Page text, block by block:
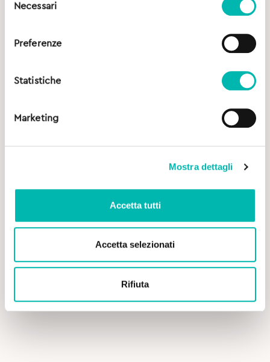
delNecessari
Preferenze
Statistiche
Marketing
Mostra dettagli
Accetta tutti
Accetta selezionati
Rifiuta